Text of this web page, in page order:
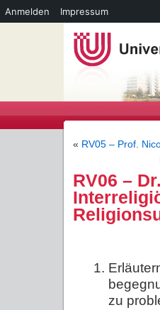
« RV05 – Prof.
RV06 –
zu
Anmelden Impressum